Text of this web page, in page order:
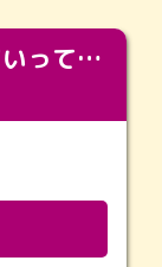
「カッコよくなって旅立っていってくれました（笑）もっとカッコいいって言ってあげればよかったな」